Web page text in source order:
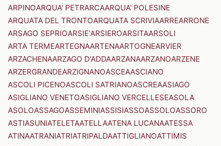
ARPINOARQUA' PETRARCAARQUA' POLESINE
ARQUATA DEL TRONTOARQUATA SCRIVIAARREARRONE
ARSAGO SEPRIOARSIE'ARSIEROARSITAARSOLI
ARTA TERMEARTEGNAARTENAARTOGNEARVIER
ARZACHENAARZAGO D'ADDAARZANAARZANOARZENE
ARZERGRANDEARZIGNANOASCEAASCIANO
ASCOLI PICENOASCOLI SATRIANOASCREAASIAGO
ASIGLIANO VENETOASIGLIANO VERCELLESEASOLA
ASOLOASSAGOASSEMINIASSISIASSOASSOLOASSORO
ASTIASUNIATELETAATELLAATENA LUCANAATESSA
ATINAATRANIATRIATRIPALDAATTIGLIANOATTIMIS